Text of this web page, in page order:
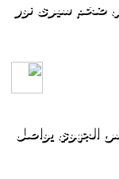
ضخم سيرى نور
الجهوي يواصل